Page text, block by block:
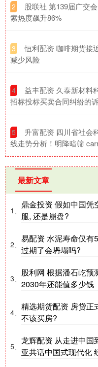
2
股联社 第139届广交
索热度飙升86%
3
恒利配资 咖啡期货接
减少风险
4
益丰配资 久泰新材料
招标投标买卖合同纠纷的
5
升富配资 四川省社会
线走势分析！明降暗筛
最新文章
1、
鼎金投资 假如中国凭
服, 还是崩盘?
2、
易配资 水泥寿命仅有
过期了会坍塌吗?
3、
股利网 根据潘石屹预
2030年还能值多少钱
4、
精选期货配资 房贷正
不该买房?
5、
龙辉配资 从走进中
亚共话中国式现代化